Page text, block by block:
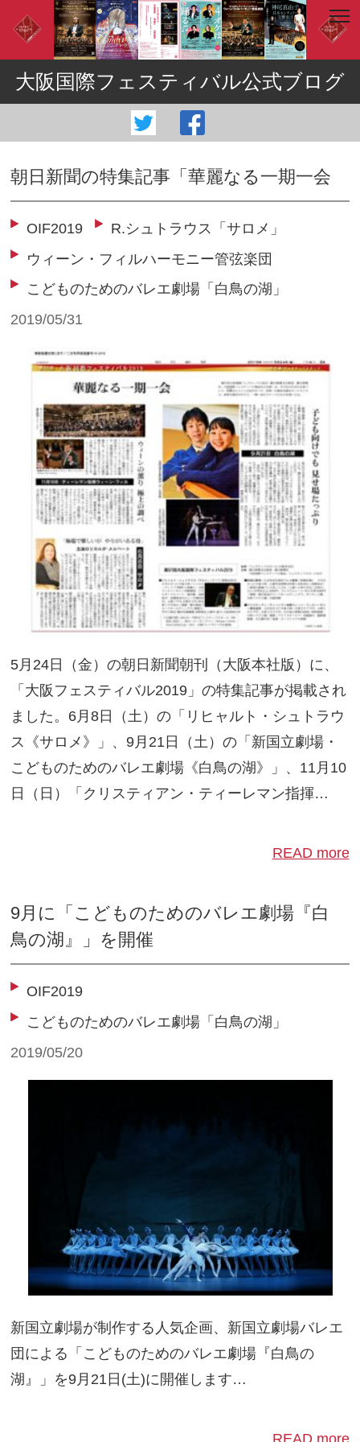
大阪国際フェスティバル公式ブログ
朝日新聞の特集記事「華麗なる一期一会
OIF2019
R.シュトラウス「サロメ」
ウィーン・フィルハーモニー管弦楽団
こどものためのバレエ劇場「白鳥の湖」
2019/05/31
5月24日（金）の朝日新聞朝刊（大阪本社版）に、
「大阪フェスティバル2019」の特集記事が掲載され
ました。6月8日（土）の「リヒャルト・シュトラウ
ス《サロメ》」、9月21日（土）の「新国立劇場・
こどものためのバレエ劇場《白鳥の湖》」、11月10
日（日）「クリスティアン・ティーレマン指揮…
READ more
9月に「こどものためのバレエ劇場『白
鳥の湖』」を開催
OIF2019
こどものためのバレエ劇場「白鳥の湖」
2019/05/20
新国立劇場が制作する人気企画、新国立劇場バレエ
団による「こどものためのバレエ劇場『白鳥の
湖』」を9月21日(土)に開催します…